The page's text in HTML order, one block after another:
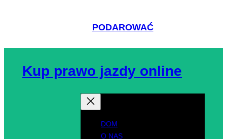
PODAROWAĆ
Kup prawo jazdy online
DOM
O NAS